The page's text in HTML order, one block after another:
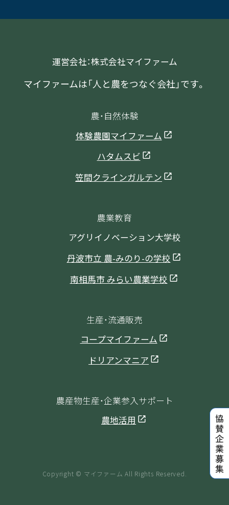
運営会社：株式会社マイファーム
マイファームは「人と農をつなぐ会社」です。
農・自然体験
体験農園マイファーム
ハタムスビ
笠間クラインガルテン
農業教育
アグリイノベーション大学校
丹波市立 農-みのり-の学校
南相馬市 みらい農業学校
生産・流通販売
コープマイファーム
ドリアンマニア
農産物生産・企業参入サポート
農地活用
Copyright © マイファーム All Rights Reserved.